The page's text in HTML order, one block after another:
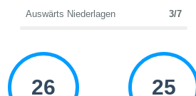
Auswärts Niederlagen 3/7
26 25